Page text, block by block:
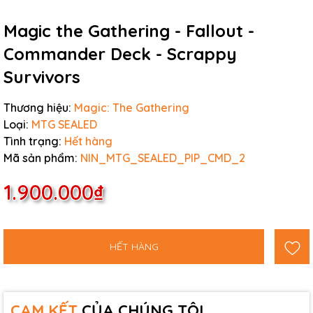
Magic the Gathering - Fallout -
Commander Deck - Scrappy
Survivors
Thương hiệu: Magic: The Gathering
Loại: MTG SEALED
Tình trạng: Hết hàng
Mã sản phẩm: NIN_MTG_SEALED_PIP_CMD_2
1.900.000₫
HẾT HÀNG